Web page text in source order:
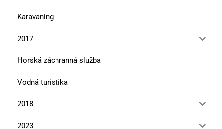
Karavaning
2017
Horská záchranná služba
Vodná turistika
2018
2023